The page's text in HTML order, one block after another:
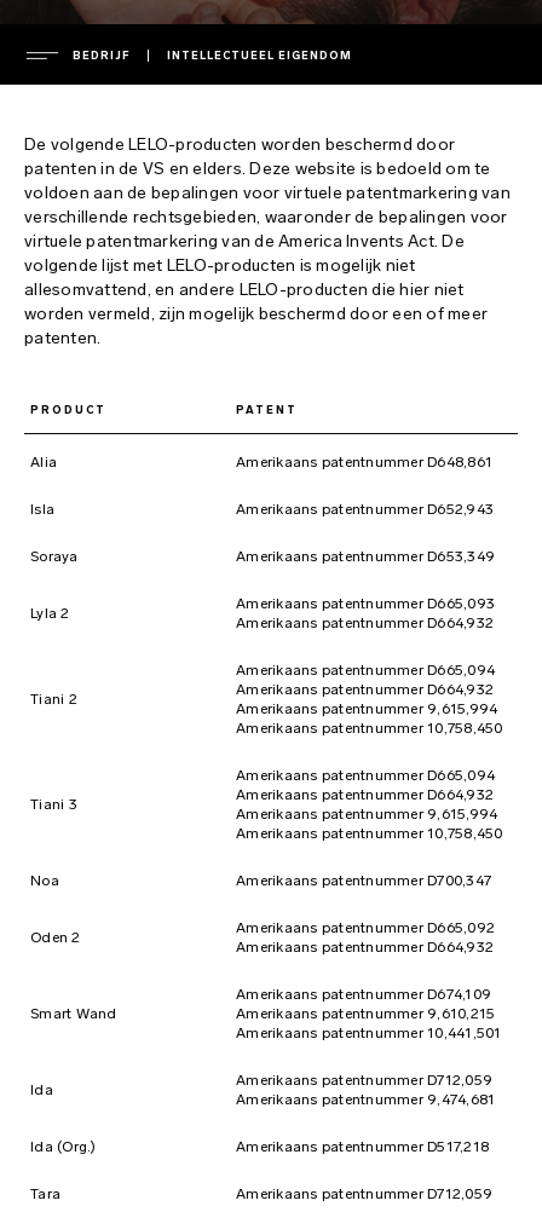
BEDRIJF INTELLECTUEEL EIGENDOM
geleid door
persruimte
persberichten
privacybeleid
cookiebeleid
intellectueel eigendom
ONDERSTEUNING
garantie
verlengde garantie
verzending
regulatory compliance
opladers en afstandsbedieningen
site map
VEELGESTELDE VRAGEN
FAQ algemeen
Italy
De volgende LELO-producten worden beschermd door
patenten in de VS en elders. Deze website is bedoeld om te
voldoen aan de bepalingen voor virtuele patentmarkering van
verschillende rechtsgebieden, waaronder de bepalingen voor
virtuele patentmarkering van de America Invents Act. De
volgende lijst met LELO-producten is mogelijk niet
allesomvattend, en andere LELO-producten die hier niet
worden vermeld, zijn mogelijk beschermd door een of meer
patenten.
PRODUCT PATENT
Alia Amerikaans patentnummer D648,861
Isla Amerikaans patentnummer D652,943
Soraya Amerikaans patentnummer D653,349
Lyla 2
Amerikaans patentnummer D665,093
Amerikaans patentnummer D664,932
Tiani 2
Amerikaans patentnummer D665,094
Amerikaans patentnummer D664,932
Amerikaans patentnummer 9,615,994
Amerikaans patentnummer 10,758,450
Tiani 3
Amerikaans patentnummer D665,094
Amerikaans patentnummer D664,932
Amerikaans patentnummer 9,615,994
Amerikaans patentnummer 10,758,450
Noa Amerikaans patentnummer D700,347
Oden 2
Amerikaans patentnummer D665,092
Amerikaans patentnummer D664,932
Smart Wand
Amerikaans patentnummer D674,109
Amerikaans patentnummer 9,610,215
Amerikaans patentnummer 10,441,501
Ida
Amerikaans patentnummer D712,059
Amerikaans patentnummer 9,474,681
Ida (Org.) Amerikaans patentnummer D517,218
Tara Amerikaans patentnummer D712,059